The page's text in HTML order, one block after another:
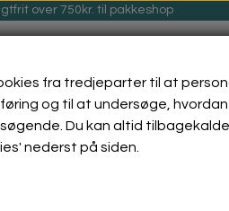
over 750kr. til pakkeshop
fra tredjeparter til at
og til at undersøge,
Du kan altid
nederst på siden.